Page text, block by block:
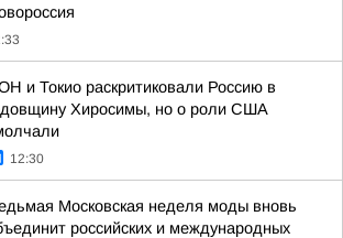
и Токио раскритиковали Россию в
Хиросимы, но о роли США
12:30
Московская неделя моды вновь
российских и международных